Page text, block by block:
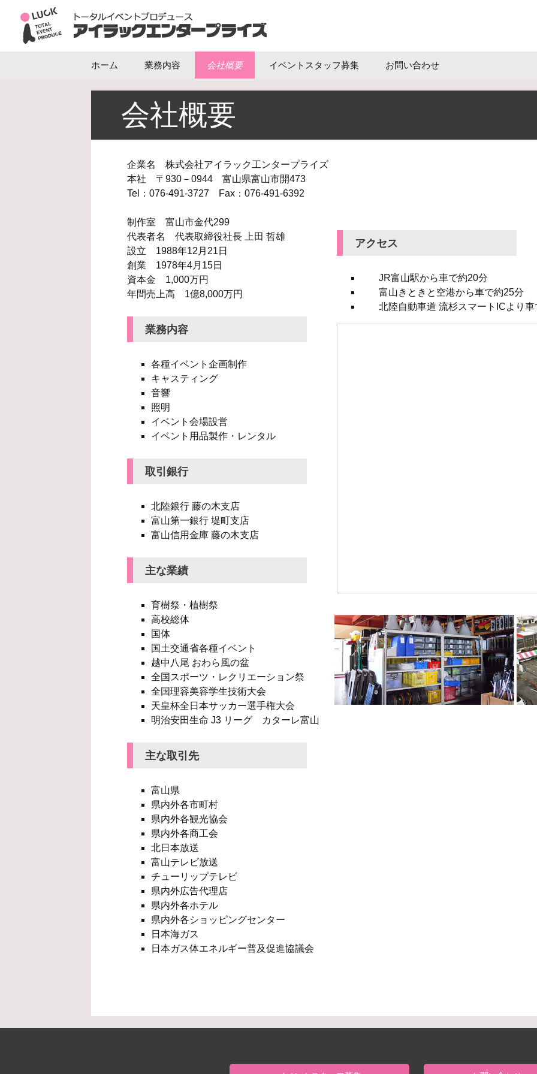
ホーム 業務内容 会社概要 イベントスタッフ募集 お問い合わせ
会社概要
企業名 株式会社アイラック工ンタープライズ
本社 〒930－0944 富山県富山市開473
Tel：076-491-3727
Fax：076-491-6392
アクセス
JR富山駅から車で約20分
富山きときと空港から車で約25分
北陸自動車道 流杉スマートICより車
制作室 富山市金代299
代表者名 代表取締役社長 上田 哲雄
設立 1988年12月21日
創業 1978年4月15日
資本金 1,000万円
年間売上高 1億8,000万円
業務内容
各種イベント企画制作
キャスティング
音響
照明
イベント会場設営
イベント用品製作・レンタル
取引銀行
北陸銀行 藤の木支店
富山第一銀行 堤町支店
富山信用金庫 藤の木支店
主な業績
育樹祭・植樹祭
高校総体
国体
国土交通省各種イベント
越中八尾 おわら風の盆
全国スポーツ・レクリエーション祭
全国理容美容学生技術大会
天皇杯全日本サッカー選手権大会
明治安田生命 J3 リーグ カターレ富山
主な取引先
富山県
県内外各市町村
県内外各観光協会
県内外各商工会
北日本放送
富山テレビ放送
チューリップテレビ
県内外広告代理店
県内外各ホテル
県内外各ショッピングセンター
日本海ガス
日本ガス体エネルギー普及促進協議会